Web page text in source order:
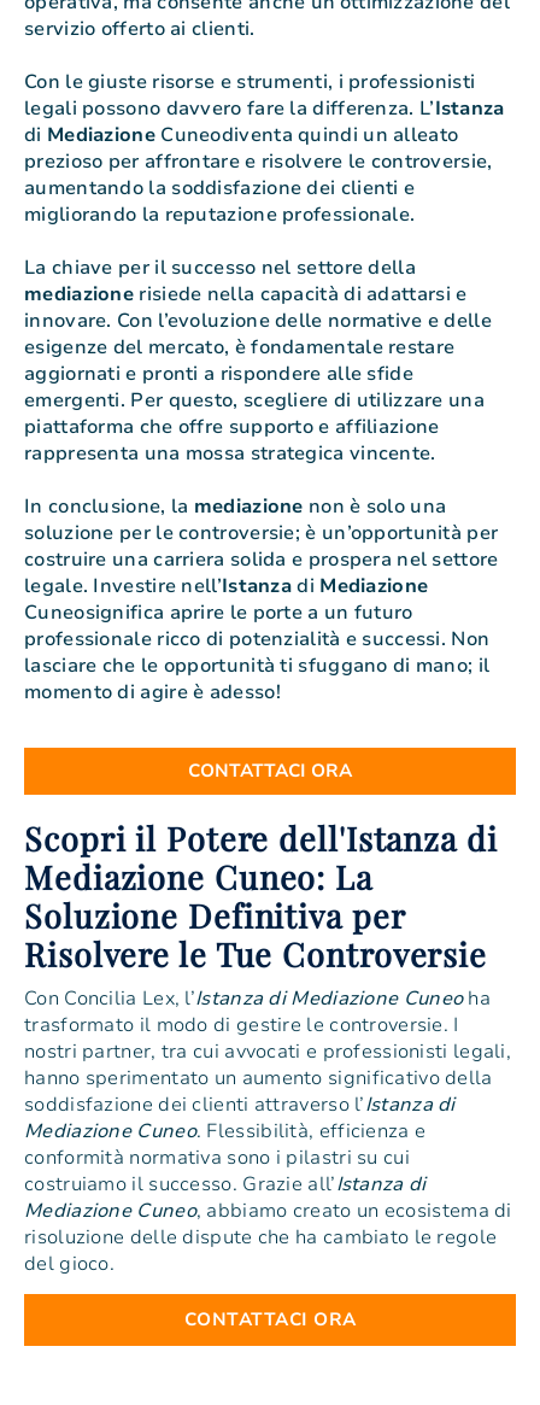
servizio offerto ai clienti.
Con le giuste risorse e strumenti, i professionisti
legali possono davvero fare la differenza. L’Istanza
di MediazioneCuneodiventa quindi un alleato
prezioso per affrontare e risolvere le controversie,
aumentando la soddisfazione dei clienti e
migliorando la reputazione professionale.
La chiave per il successo nel settore della
mediazione risiede nella capacità di adattarsi e
innovare. Con l’evoluzione delle normative e delle
esigenze del mercato, è fondamentale restare
aggiornati e pronti a rispondere alle sfide
emergenti. Per questo, scegliere di utilizzare una
piattaforma che offre supporto e affiliazione
rappresenta una mossa strategica vincente.
In conclusione, la mediazione non è solo una
soluzione per le controversie; è un’opportunità per
costruire una carriera solida e prospera nel settore
legale. Investire nell’Istanzadi Mediazione
Cuneosignifica aprire le porte a un futuro
professionale ricco di potenzialità e successi. Non
lasciare che le opportunità ti sfuggano di mano; il
momento di agire è adesso!
CONTATTACI ORA
Scopri il Potere dell'Istanza di
Mediazione Cuneo: La
Soluzione Definitiva per
Risolvere le Tue Controversie
Con Concilia Lex, l’Istanza di Mediazione Cuneoha
trasformato il modo di gestire le controversie. I
nostri partner, tra cui avvocati e professionisti legali,
hanno sperimentato un aumento significativo della
soddisfazione dei clienti attraverso l’Istanza di
Mediazione Cuneo. Flessibilità, efficienza e
conformità normativa sono i pilastri su cui
costruiamo il successo. Grazie all’Istanza di
Mediazione Cuneo, abbiamo creato un ecosistema di
risoluzione delle dispute che ha cambiato le regole
del gioco.
CONTATTACI ORA